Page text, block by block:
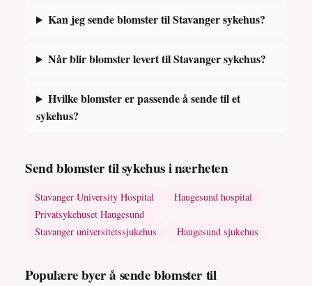
Kan jeg sende blomster til Stavanger sykehus?
Når blir blomster levert til Stavanger sykehus?
Hvilke blomster er passende å sende til et
sykehus?
Send blomster til sykehus i nærheten
Stavanger University Hospital
Haugesund hospital
Privatsykehuset Haugesund
Stavanger universitetssjukehus
Haugesund sjukehus
Populære byer å sende blomster til